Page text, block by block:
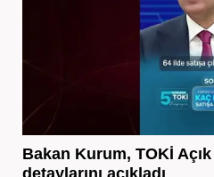
Bakan Kurum, TOKİ Açık
detaylarını açıkladı